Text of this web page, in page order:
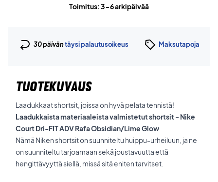
Toimitus: 3-6 arkipäivää
30 päiväntäysi palautusoikeus Maksutapoja
TUOTEKUVAUS
Laadukkaat shortsit, joissa on hyvä pelata tennistä!
Laadukkaista materiaaleista valmistetut shortsit - Nike
Court Dri-FIT ADV Rafa Obsidian/Lime Glow
Nämä Niken shortsit on suunniteltu huippu-urheiluun, ja ne
on suunniteltu tarjoamaan sekä joustavuutta että
hengittävyyttä siellä, missä sitä eniten tarvitset.